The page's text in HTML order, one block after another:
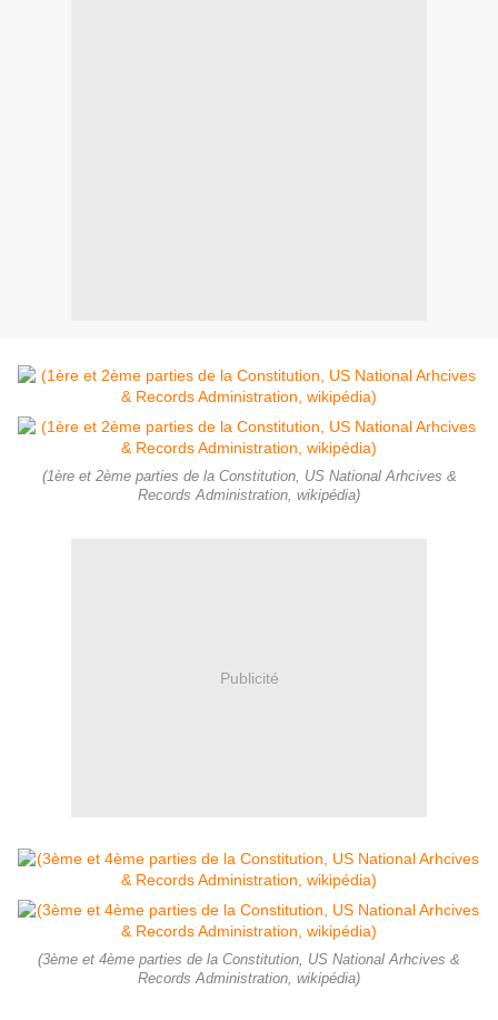
(1ère et 2ème parties de la Constitution, US National Arhcives &
Records Administration, wikipédia)
Publicité
(3ème et 4ème parties de la Constitution, US National Arhcives &
Records Administration, wikipédia)